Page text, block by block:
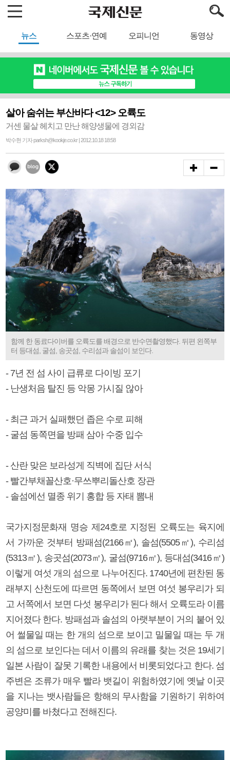
뉴스 스포츠·연예 오피니언 동영상
살아 숨쉬는 부산바다 <12> 오륙도
거센 물살 헤치고 만난 해양생물에 경외감
박수현 기자 parksh@kookje.co.kr | 2012.10.18 18:58
함께 한 동료다이버를 오륙도를 배경으로 반수면촬영했다. 뒤편 왼쪽부
터 등대섬, 굴섬, 송곳섬, 수리섬과 솔섬이 보인다.
- 7년 전 섬 사이 급류로 다이빙 포기
- 난생처음 탈진 등 악몽 가시질 않아
- 최근 과거 실패했던 좁은 수로 피해
- 굴섬 동쪽면을 방패 삼아 수중 입수
- 산란 맞은 보라성게 직벽에 집단 서식
- 빨간부채꼴산호·무쓰뿌리돌산호 장관
- 솔섬에선 멸종 위기 홍합 등 자태 뽐내
국가지정문화재 명승 제24호로 지정된 오륙도는 육지에
서 가까운 것부터 방패섬(2166㎡), 솔섬(5505㎡), 수리섬
(5313㎡), 송곳섬(2073㎡), 굴섬(9716㎡), 등대섬(3416㎡)
이렇게 여섯 개의 섬으로 나누어진다. 1740년에 편찬된 동
래부지 산천도에 따르면 동쪽에서 보면 여섯 봉우리가 되
고 서쪽에서 보면 다섯 봉우리가 된다 해서 오륙도라 이름
지어졌다 한다. 방패섬과 솔섬의 아랫부분이 거의 붙어 있
어 썰물일 때는 한 개의 섬으로 보이고 밀물일 때는 두 개
의 섬으로 보인다는 데서 이름의 유래를 찾는 것은 19세기
일본 사람이 잘못 기록한 내용에서 비롯되었다고 한다. 섬
주변은 조류가 매우 빨라 뱃길이 위험하였기에 옛날 이곳
을 지나는 뱃사람들은 항해의 무사함을 기원하기 위하여
공양미를 바쳤다고 전해진다.